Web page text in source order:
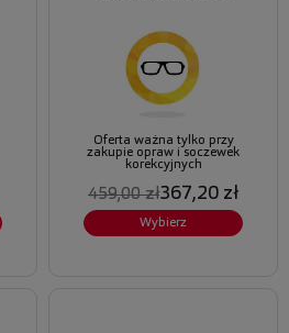
Oferta ważna tylko przy
zakupie opraw i soczewek
korekcyjnych
459,00 zł367,20 zł
Wybierz